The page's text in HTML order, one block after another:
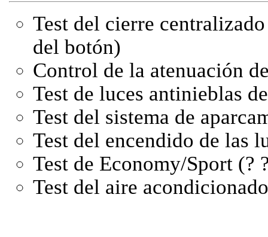
Test del cierre
del botón)
Control de la atenuación
Test de luces antinieblas
Test del sistema de
Test del encendido de las
Test de Economy/Sport (?
Test del aire acondicionado